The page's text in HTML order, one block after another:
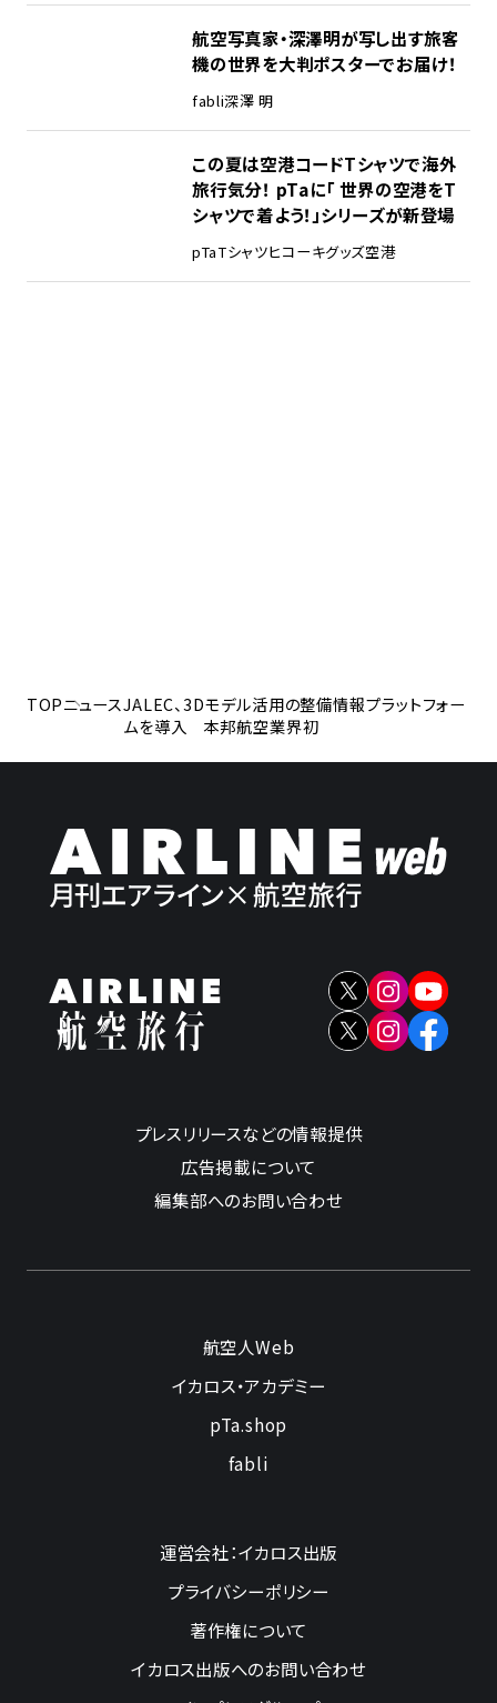
航空写真家・深澤明が写し出す旅客
機の世界を大判ポスターでお届け！
fabli深澤 明
この夏は空港コードTシャツで海外
旅行気分！ pTaに「 世界の空港をT
シャツで着よう！」シリーズが新登場
pTaTシャツヒコーキグッズ空港
TOPニュースJALEC、3Dモデル活用の整備情報プラットフォー
ムを導入 本邦航空業界初
プレスリリースなどの情報提供
広告掲載について
編集部へのお問い合わせ
航空人Web
イカロス・アカデミー
pTa.shop
fabli
運営会社：イカロス出版
プライバシーポリシー
著作権について
イカロス出版へのお問い合わせ